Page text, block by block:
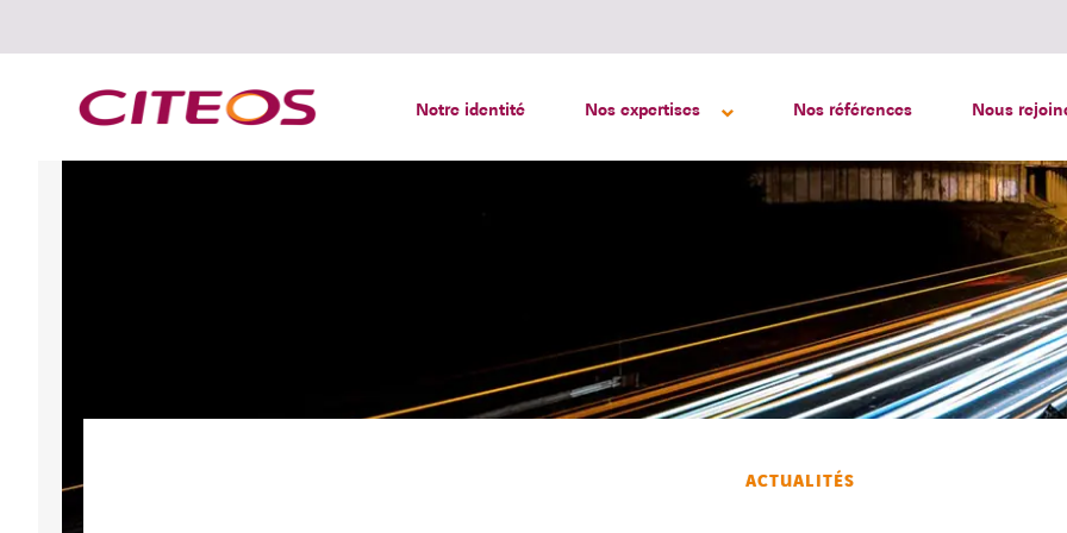
Notre identité Nos expertises Nos références Nous
ACTUALITÉS